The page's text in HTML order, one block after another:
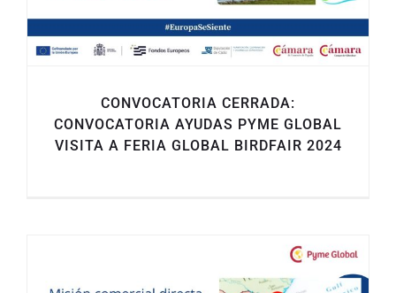
CONVOCATORIA CERRADA:
CONVOCATORIA AYUDAS PYME GLOBAL
VISITA A FERIA GLOBAL BIRDFAIR 2024